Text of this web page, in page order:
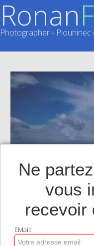
Ronan
Photographer - Plouhinec
CATALOGUES
CALENDRIERS
ACTUALITÉS
LIVRES▼
BOUTIQUE ▼
TIRAGES SUPPORTS HAUT
CONTACT
Puzzle
Ne
vous
recevoir
EMail: